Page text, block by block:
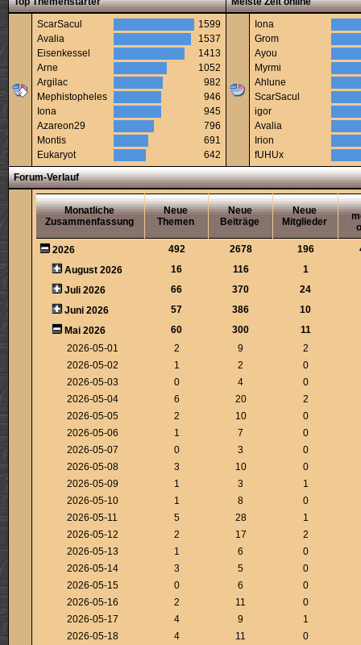
ScarSacul
1599
Avalia
1537
Eisenkessel
1413
Arne
1052
Argilac
982
Mephistopheles
946
Iona
945
Azareon29
796
Montis
691
Eukaryot
642
Iona
Grom
Ayou
Myrmi
Ahlune
ScarSacul
igor
Avalia
Irion
fUHUx
Forum-Verlauf
Monatliche
Zusammenfassung
Neue
Themen
Neue
Beiträge
Neue
Mitglieder
2026
492 2678 196
August 2026
16 116
1
Juli 2026
66 370
24
Juni 2026
57 386
10
Mai 2026
60 300
11
2026-05-01
2 9
2
2026-05-02
1 2
0
2026-05-03
0 4
0
2026-05-04
6 20
2
2026-05-05
2 10
0
2026-05-06
1 7
0
2026-05-07
0 3
0
2026-05-08
3 10
0
2026-05-09
1 3
1
2026-05-10
1 8
0
2026-05-11
5 28
1
2026-05-12
2 17
2
2026-05-13
1 6
0
2026-05-14
3 5
0
2026-05-15
0 6
0
2026-05-16
2 11
0
2026-05-17
4 9
1
2026-05-18
4 11
0